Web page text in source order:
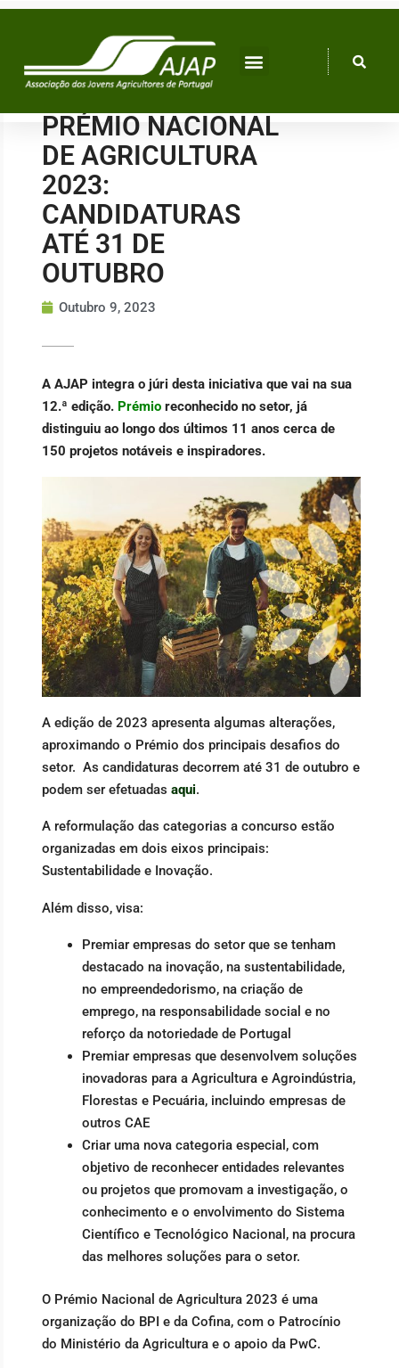
Skip
PRÉMIO NACIONAL
DE AGRICULTURA
2023:
CANDIDATURAS
ATÉ 31 DE
OUTUBRO
Outubro 9, 2023
A AJAP integra o júri desta iniciativa que vai na sua
12.ª edição. Prémio reconhecido no setor, já
distinguiu ao longo dos últimos 11 anos cerca de
150 projetos notáveis e inspiradores.
A edição de 2023 apresenta algumas alterações,
aproximando o Prémio dos principais desafios do
setor. As candidaturas decorrem até 31 de outubro e
podem ser efetuadas aqui.
A reformulação das categorias a concurso estão
organizadas em dois eixos principais:
Sustentabilidade e Inovação.
Além disso, visa:
Premiar empresas do setor que se tenham
destacado na inovação, na sustentabilidade,
no empreendedorismo, na criação de
emprego, na responsabilidade social e no
reforço da notoriedade de Portugal
Premiar empresas que desenvolvem soluções
inovadoras para a Agricultura e Agroindústria,
Florestas e Pecuária, incluindo empresas de
outros CAE
Criar uma nova categoria especial, com
objetivo de reconhecer entidades relevantes
ou projetos que promovam a investigação, o
conhecimento e o envolvimento do Sistema
Científico e Tecnológico Nacional, na procura
das melhores soluções para o setor.
O Prémio Nacional de Agricultura 2023 é uma
organização do BPI e da Cofina, com o Patrocínio
do Ministério da Agricultura e o apoio da PwC.